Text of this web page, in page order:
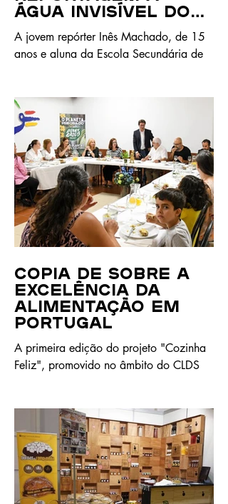
água invisível dos
alimentos
A jovem repórter Inês Machado, de 15
anos e aluna da Escola Secundária de
Hídrica”, realizada no âmbito do
programa Jovens Repórteres para o
Ambiente (JRA), uma iniciativa
internacional da Foundation for
Environmental Education, implementada
em Portugal pela ABAAE.
Cópia de Sobre a
excelência da
alimentação em
Portugal
A primeira edição do projeto "Cozinha
Feliz", promovido no âmbito do CLDS
colocando em prática os conhecimentos
adquiridos ao longo das sessões.